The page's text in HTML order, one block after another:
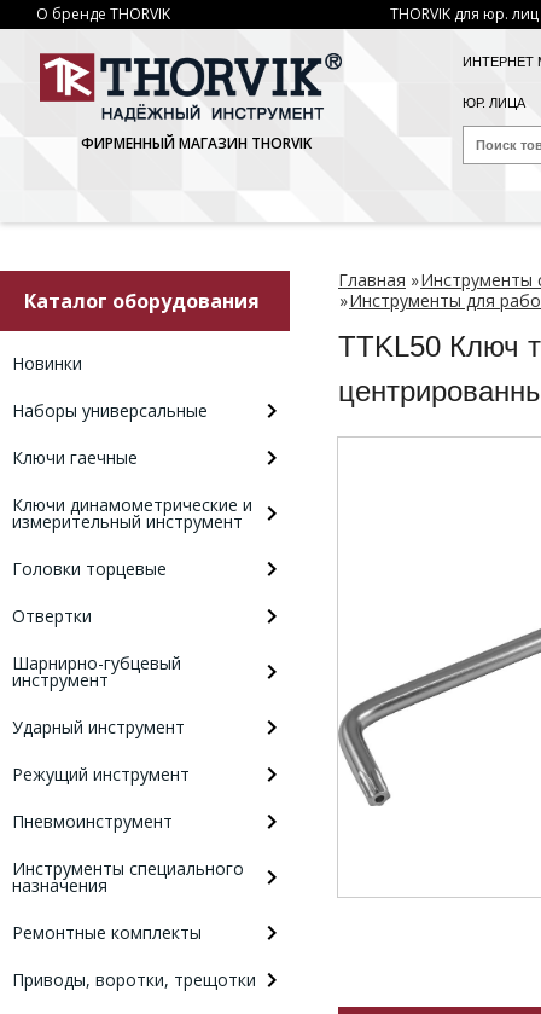
О бренде THORVIK THORVIK для юр. лиц
ФИРМЕННЫЙ МАГАЗИН THORVIK
ИНТЕРНЕТ
ЮР. ЛИЦА
Каталог оборудования
Новинки
Наборы универсальные
Ключи гаечные
Ключи динамометрические и
измерительный инструмент
Головки торцевые
Отвертки
Шарнирно-губцевый
инструмент
Ударный инструмент
Режущий инструмент
Пневмоинструмент
Инструменты специального
назначения
Ремонтные комплекты
Приводы, воротки, трещотки
Главная »Инструменты
»Инструменты для
TTKL50 Ключ